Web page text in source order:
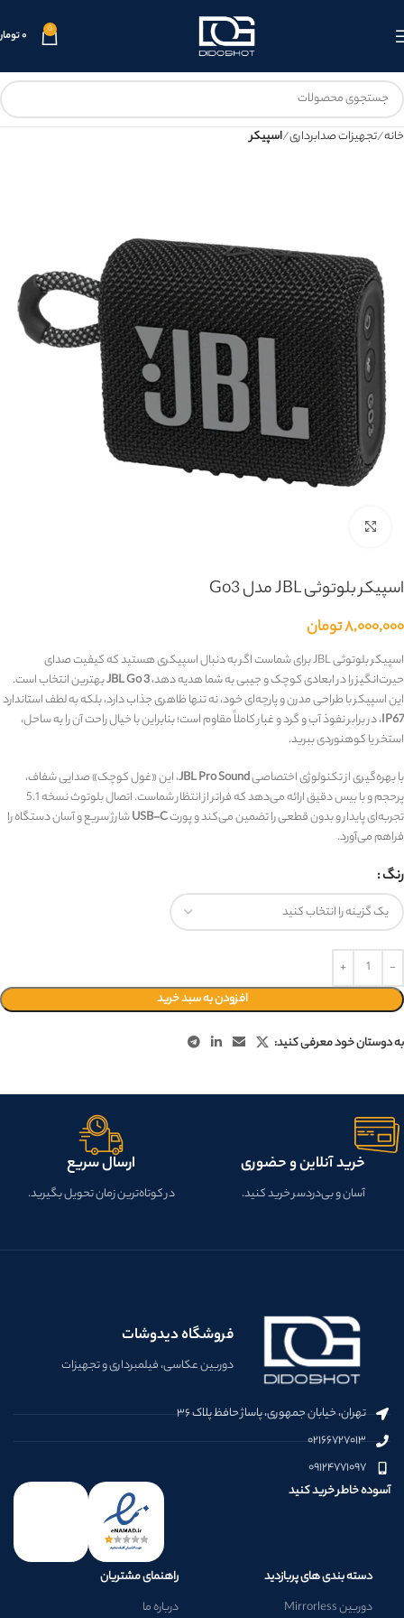
0 ۰
خانه تجهیزات صدابرداری اسپیکر
اسپیکر بلوتوثی JBL مدل Go3
۸,۰۰۰,۰۰۰تومان
اسپیکر بلوتوثی JBL برای شماست اگر به دنبال اسپیکری هستید که کیفیت صدای
حیرت‌انگیز را در ابعادی کوچک و جیبی به شما هدیه دهد،JBL Go 3بهترین انتخاب است.
این اسپیکر با طراحی مدرن و پارچه‌ای خود، نه تنها ظاهری جذاب دارد، بلکه به لطف استاندارد
IP67، در برابر نفوذ آب و گرد و غبار کاملاً مقاوم است؛ بنابراین با خیال راحت آن را به ساحل،
استخر یا کوهنوردی ببرید.
با بهره‌گیری از تکنولوژی اختصاصیJBL Pro Sound، این «غول کوچک» صدایی شفاف،
پرحجم و با بیس دقیق ارائه می‌دهد که فراتر از انتظار شماست. اتصال بلوتوث نسخه 5.1
تجربه‌ای پایدار و بدون قطعی را تضمین می‌کند و پورتUSB-Cشارژ سریع و آسان دستگاه را
فراهم می‌آورد.
رنگ
افزودن به سبد خرید
به دوستان خود معرفی کنید:
خرید آنلاین و حضوری
آسان و بی‌دردسر خرید کنید.
ارسال سریع
در کوتاه‌ترین زمان تحویل بگیرید.
فروشگاه دیدوشات
دوربین عکاسی، فیلمبرداری و تجهیزات
تهران، خیابان جمهوری، پاساژ حافظ پلاک ۳۶
۰۲۱۶۶۷۲۷۰۱۳
۰۹۱۲۴۷۷۱۰۹۷
دسته بندی های پربازدید
دوربین Mirrorless
راهنمای مشتریان
درباره ما
آسوده خاطر خرید کنید